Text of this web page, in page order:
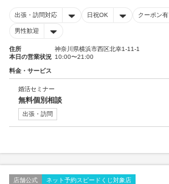
出張・訪問対応 日祝OK クーポン有
男性歓迎
住所
神奈川県横浜市西区北幸1-11-1
本日の営業状況 10:00〜21:00
料金・サービス
婚活セミナー
無料個別相談
出張・訪問
店舗公式 ネット予約スピードくじ対象店